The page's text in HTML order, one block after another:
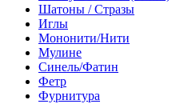
Шатоны / Стразы
Иглы
Мононити/Нити
Мулине
Синель/Фатин
Фетр
Фурнитура